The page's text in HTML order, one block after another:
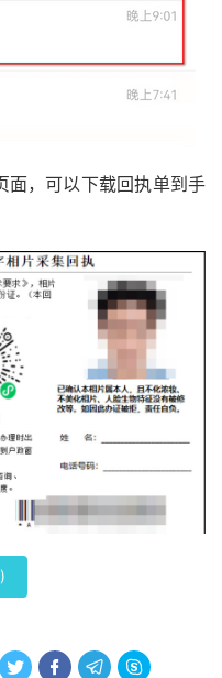
面，可以下载回执单到手
)
   